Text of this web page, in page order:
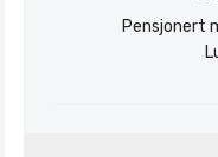
Pensjonert